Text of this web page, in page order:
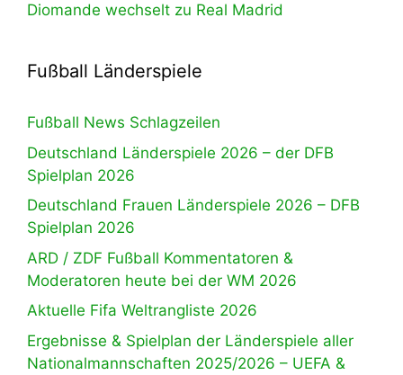
Diomande wechselt zu Real Madrid
Fußball Länderspiele
Fußball News Schlagzeilen
Deutschland Länderspiele 2026 – der DFB
Spielplan 2026
Deutschland Frauen Länderspiele 2026 – DFB
Spielplan 2026
ARD / ZDF Fußball Kommentatoren &
Moderatoren heute bei der WM 2026
Aktuelle Fifa Weltrangliste 2026
Ergebnisse & Spielplan der Länderspiele aller
Nationalmannschaften 2025/2026 – UEFA &